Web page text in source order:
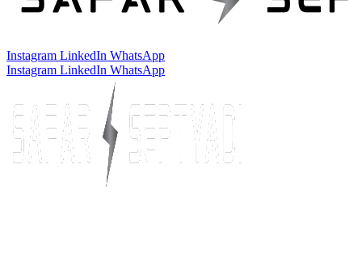
Instagram LinkedIn WhatsApp
Instagram LinkedIn WhatsApp